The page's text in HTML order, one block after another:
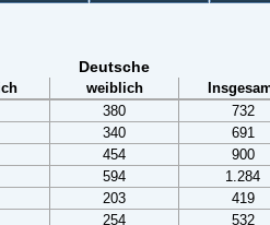
Deutsche
weiblich
380
732
340
691
454
900
594
1.284
203
419
254
532